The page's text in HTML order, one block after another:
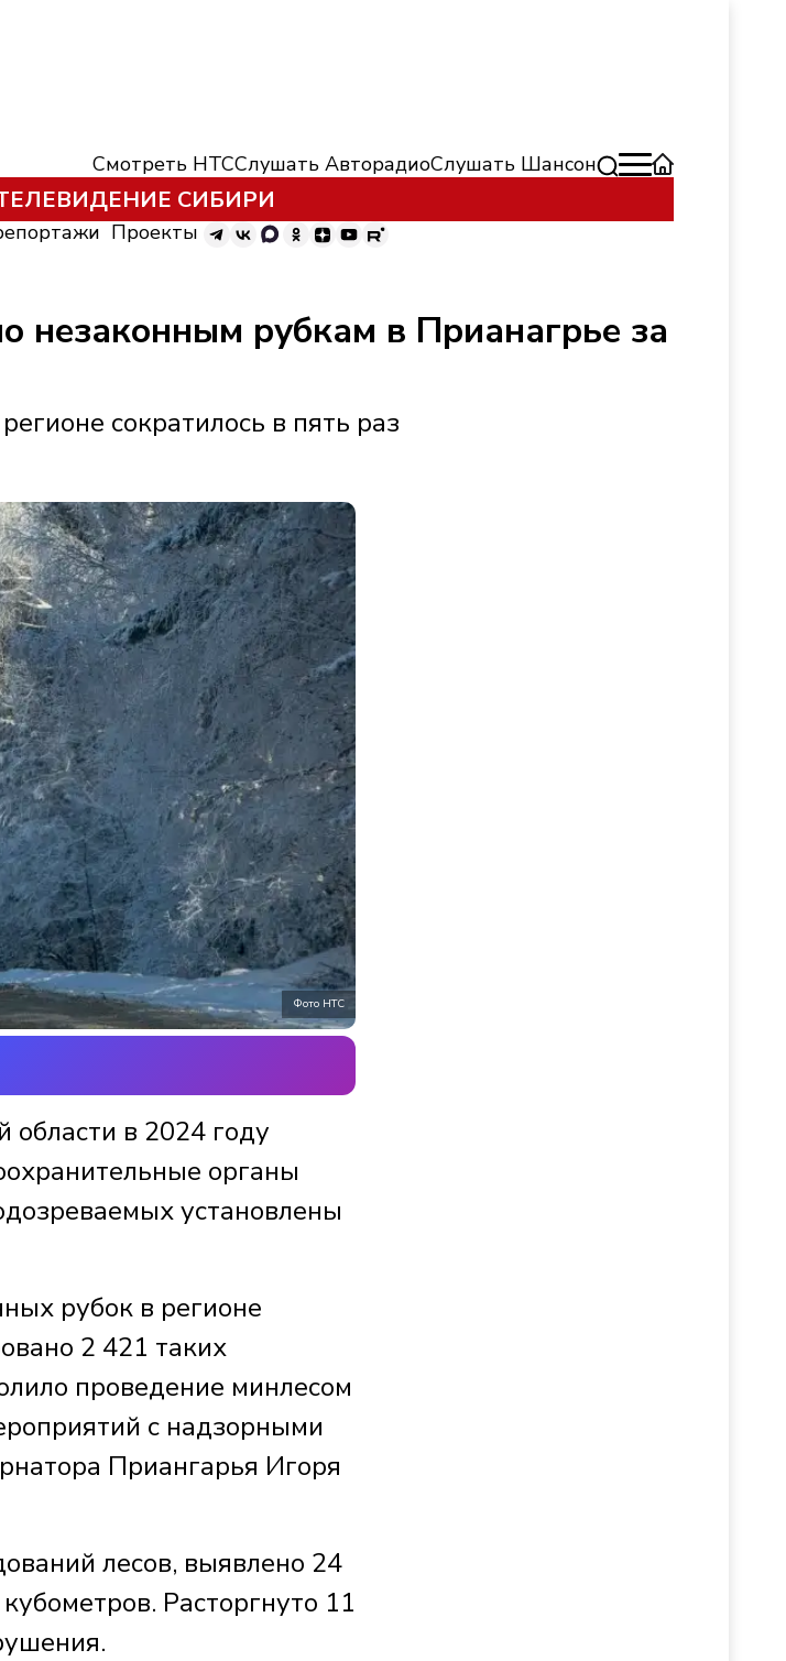
Смотреть НТССлушать АвторадиоСлушать Шансон
СИБИРИ
Проекты
незаконным рубкам в Прианагрье за
сократилось в пять раз
Фото НТС
области в 2024 году
органы
установлены
рубок в регионе
2 421 таких
проведение минлесом
с надзорными
Приангарья Игоря
лесов, выявлено 24
Расторгнуто 11